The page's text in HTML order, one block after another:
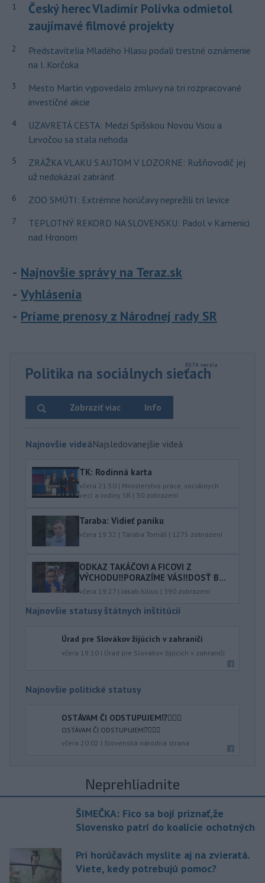
1
Český herec Vladimír Polívka odmietol
zaujímavé filmové projekty
2
Predstavitelia Mladého Hlasu podali trestné oznámenie
na I. Korčoka
3
Mesto Martin vypovedalo zmluvy na tri rozpracované
investičné akcie
4
UZAVRETÁ CESTA: Medzi Spišskou Novou Vsou a
Levočou sa stala nehoda
5
ZRÁŽKA VLAKU S AUTOM V LOZORNE: Rušňovodič jej
už nedokázal zabrániť
6 ZOO SMÚTI: Extrémne horúčavy neprežili tri levice
7
TEPLOTNÝ REKORD NA SLOVENSKU: Padol v Kamenici
nad Hronom
Najnovšie správy na Teraz.sk
Vyhlásenia
Priame prenosy z Národnej rady SR
Politika na sociálnych sieťach
Info
Zobraziť viac
Najnovšie videáNajsledovanejšie videá
TK: Rodinná karta
včera 21:50 | Ministerstvo práce, sociálnych
vecí a rodiny SR | 30 zobrazení
Taraba: Vidieť paniku
včera 19:32 | Taraba Tomáš | 1275 zobrazení
ODKAZ TAKÁČOVI A FICOVI Z
VÝCHODU‼️PORAZÍME VÁS‼️DOSŤ B...
včera 19:27 |Jakab Július | 390 zobrazení
Najnovšie statusy štátnych inštitúcií
Úrad pre Slovákov žijúcich v zahraničí
včera 19:10 | Úrad pre Slovákov žijúcich v zahraničí
Najnovšie politické statusy
OSTÁVAM ČI ODSTUPUJEM⁉️🤷🏻‍♂️
OSTÁVAM ČI ODSTUPUJEM⁉️🤷🏻‍♂️
včera 20:02 | Slovenská národná strana
Neprehliadnite
ŠIMEČKA: Fico sa bojí priznať,že
Slovensko patrí do koalície ochotných
Pri horúčavách myslite aj na zvieratá.
Viete, kedy potrebujú pomoc?